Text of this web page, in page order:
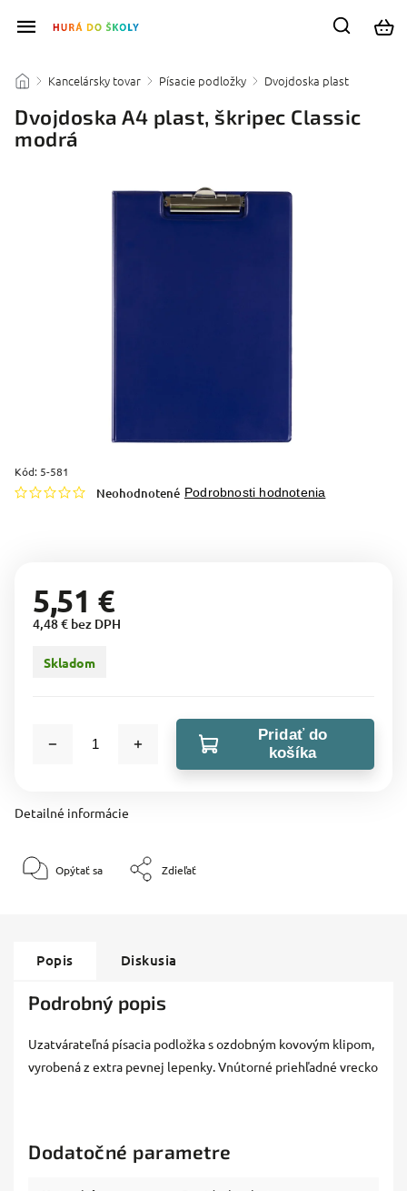
/ Kancelársky tovar / Písacie podložky / Dvojdoska plast
Dvojdoska A4 plast, škripec Classic
modrá
Kód: 5-581
Neohodnotené Podrobnosti hodnotenia
5,51 €
4,48 € bez DPH
Skladom
Pridať do
košíka
Detailné informácie
Opýtať sa Zdieľať
Popis Diskusia
Podrobný popis
Uzatvárateľná písacia podložka s ozdobným kovovým klipom,
vyrobená z extra pevnej lepenky. Vnútorné priehľadné vrecko
Dodatočné parametre